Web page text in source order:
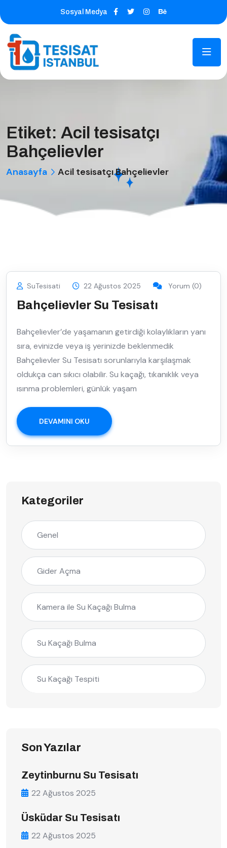
Sosyal Medya
Etiket: Acil tesisatçı
Bahçelievler
Anasayfa Acil tesisatçı Bahçelievler
SuTesisati 22 Ağustos 2025 Yorum (0)
Bahçelievler Su Tesisatı
Bahçelievler’de yaşamanın getirdiği kolaylıkların yanı
sıra, evinizde veya iş yerinizde beklenmedik
Bahçelievler Su Tesisatı sorunlarıyla karşılaşmak
oldukça can sıkıcı olabilir. Su kaçağı, tıkanıklık veya
ısınma problemleri, günlük yaşam
DEVAMINI OKU
Kategoriler
Genel
Gider Açma
Kamera ile Su Kaçağı Bulma
Su Kaçağı Bulma
Su Kaçağı Tespiti
Son Yazılar
Zeytinburnu Su Tesisatı
22 Ağustos 2025
Üsküdar Su Tesisatı
22 Ağustos 2025